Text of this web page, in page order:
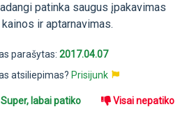
patinka saugus įpakavimas
ir aptarnavimas.
parašytas: 2017.04.07
atsiliepimas? Prisijunk
Super, labai patiko Visai nepatiko